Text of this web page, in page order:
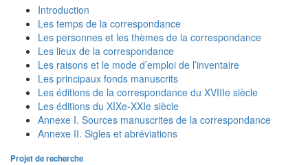
Introduction
Les temps de la correspondance
Les personnes et les thèmes de la correspondance
Les lieux de la correspondance
Les raisons et le mode d’emploi de l’inventaire
Les principaux fonds manuscrits
Les éditions de la correspondance du XVIIIe siècle
Les éditions du XIXe-XXIe siècle
Annexe I. Sources manuscrites de la correspondance
Annexe II. Sigles et abréviations
Projet de recherche